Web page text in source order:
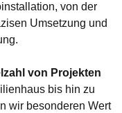
von der
Umsetzung und
von Projekten
bis hin zu
wir besonderen Wert